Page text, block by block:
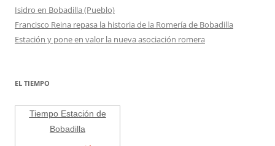
Isidro en Bobadilla (Pueblo)
Francisco Reina repasa la historia de la Romería de Bobadilla
Estación y pone en valor la nueva asociación romera
EL TIEMPO
Tiempo Estación de
Bobadilla